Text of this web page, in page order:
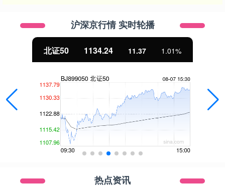
沪深京行情 实时轮播
北证50 1134.24 11.37 1.01%
热点资讯